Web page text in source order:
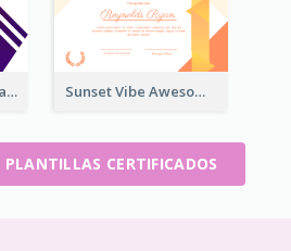
Deep Burgundy Clean Certificate Design Template Sunset Vibe Awesome Graphic Certificate Design
CERTIFICADOS